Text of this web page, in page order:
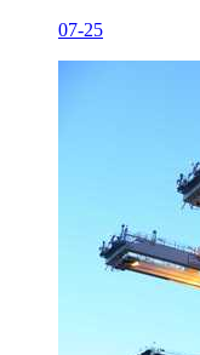
07-25